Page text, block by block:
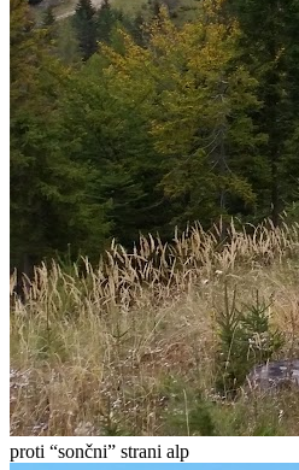
proti “sončni” strani alp